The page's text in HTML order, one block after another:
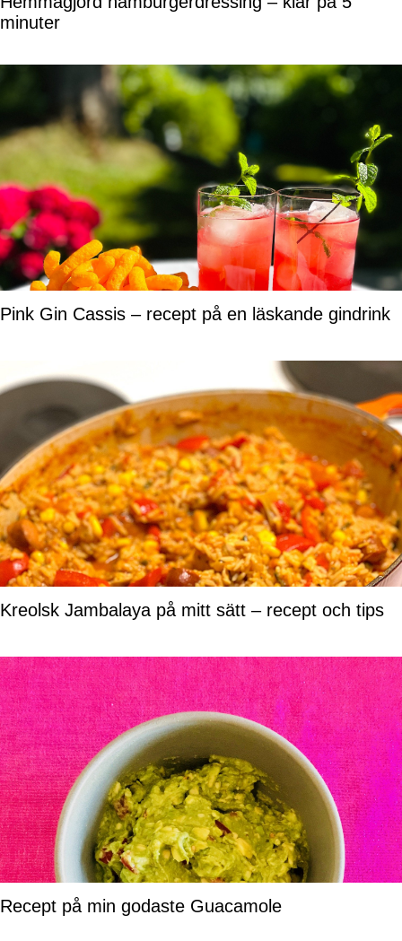
minuter
Pink Gin Cassis – recept på en läskande gindrink
Kreolsk Jambalaya på mitt sätt – recept och tips
Recept på min godaste Guacamole